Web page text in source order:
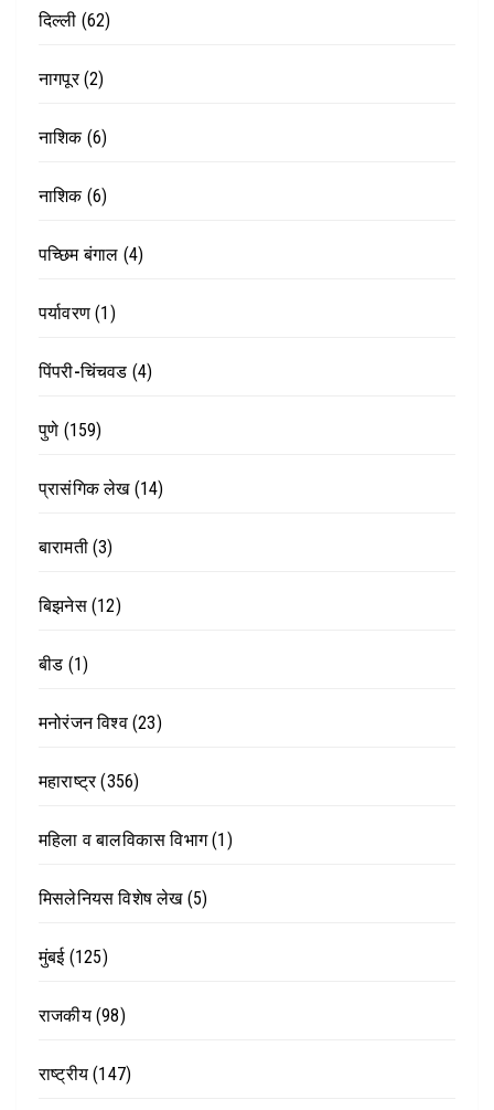
दिल्ली (62)
नागपूर(2)
नाशिक(6)
नाशिक(6)
पच्छिम बंगाल (4)
पर्यावरण (1)
पिंपरी-चिंचवड (4)
पुणे (159)
प्रासंगिक लेख(14)
बारामती(3)
बिझनेस(12)
बीड (1)
मनोरंजन विश्व(23)
महाराष्ट्र(356)
महिला व बालविकास विभाग(1)
मिसलेनियस विशेष लेख(5)
मुंबई(125)
राजकीय(98)
राष्ट्रीय (147)